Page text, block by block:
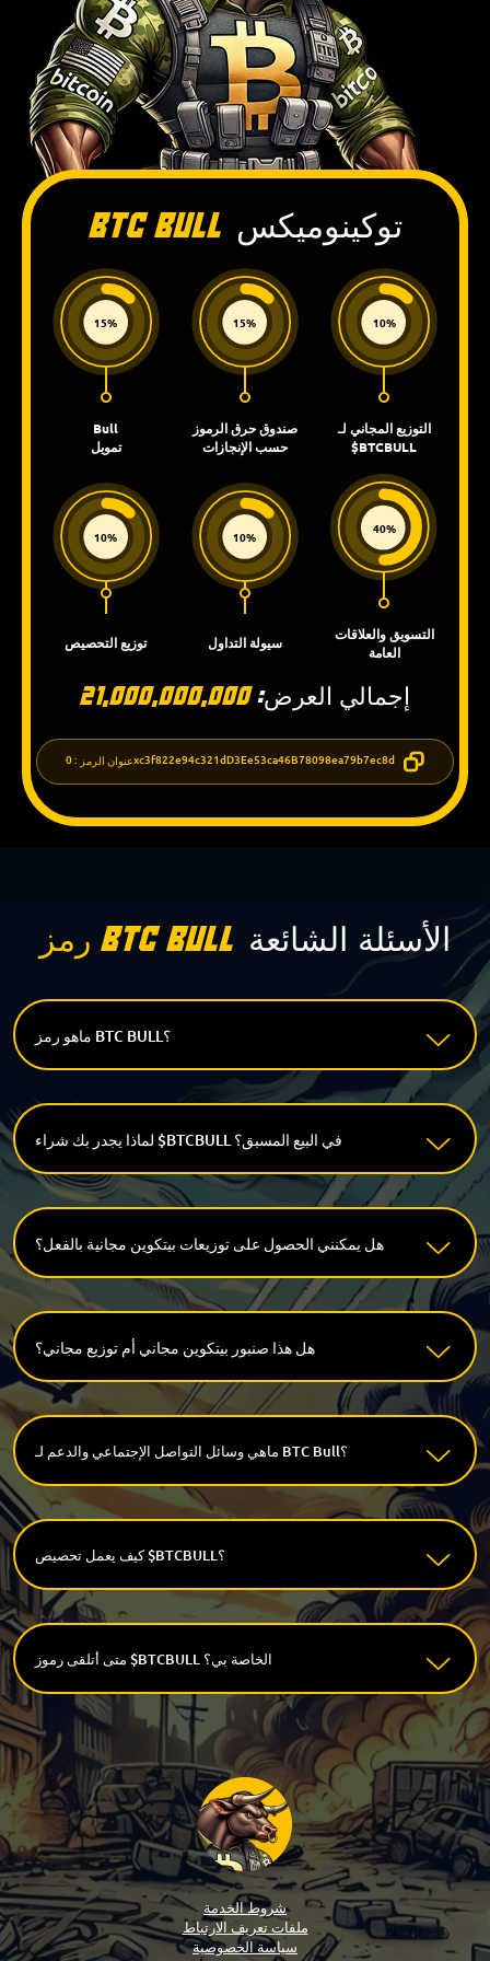
BTC Bull توكينوميكس
15%
Bull
تمويل
15%
صندوق حرق الرموز
حسب الإنجازات
10%
التوزيع المجاني لـ
$BTCBULL
10%
توزيع التحصيص
10%
سيولة التداول
40%
التسويق والعلاقات
العامة
إجمالي العرض:21,000,000,000
عنوان الرمز: 0xc3f822e94c321dD3Ee53ca46B78098ea79b7ec8d
رمز BTC Bull الأسئلة الشائعة
ماهو رمز BTC BULL؟
لماذا يجدر بك شراء $BTCBULL في البيع المسبق؟
هل يمكنني الحصول على توزيعات بيتكوين مجانية بالفعل؟
هل هذا صنبور بيتكوين مجاني أم توزيع مجاني؟
ماهي وسائل التواصل الإجتماعي والدعم لـ BTC Bull؟
كيف يعمل تحصيص $BTCBULL؟
متى أتلقى رموز $BTCBULL الخاصة بي؟
شروط الخدمة
ملفات تعريف الارتباط
سياسة الخصوصية